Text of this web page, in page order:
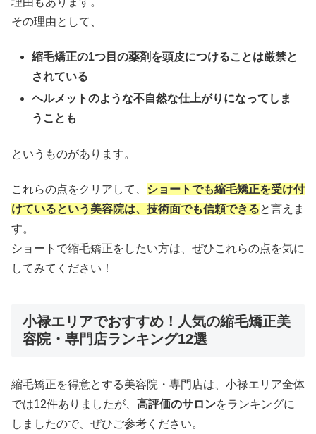
その理由として、
縮毛矯正の1つ目の薬剤を頭皮につけることは厳禁と
されている
ヘルメットのような不自然な仕上がりになってしま
うことも
というものがあります。
これらの点をクリアして、 ショートでも縮毛矯正を受け付
けているという美容院は、 技術面でも信頼できると言えま
す。
ショートで縮毛矯正をしたい方は、ぜひこれらの点を気に
してみてください！
小禄エリアでおすすめ！人気の縮毛矯正美
容院・専門店ランキング12選
縮毛矯正を得意とする美容院・専門店は、小禄エリア全体
では12件ありましたが、 高評価のサロンをランキングに
しましたので、ぜひご参考ください。